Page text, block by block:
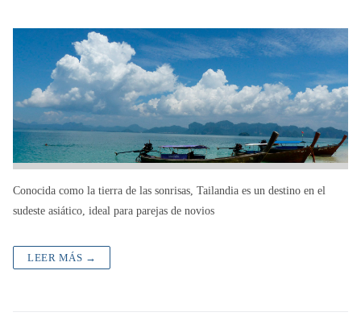
Conocida como la tierra de las sonrisas, Tailandia es un destino en el
sudeste asiático, ideal para parejas de novios
LEER MÁS →